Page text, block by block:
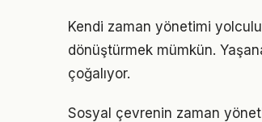
Kendi zaman yönetimi
dönüştürmek mümkün.
çoğalıyor.
Sosyal çevrenin zaman